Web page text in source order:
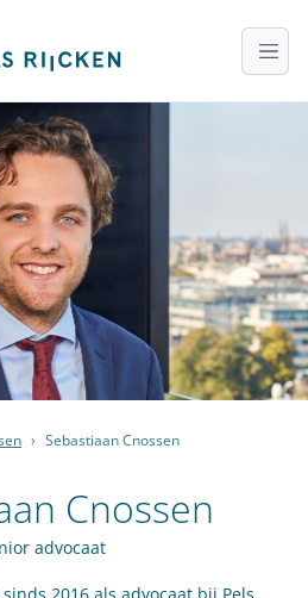
› Sebastiaan Cnossen
Cnossen
advocaat